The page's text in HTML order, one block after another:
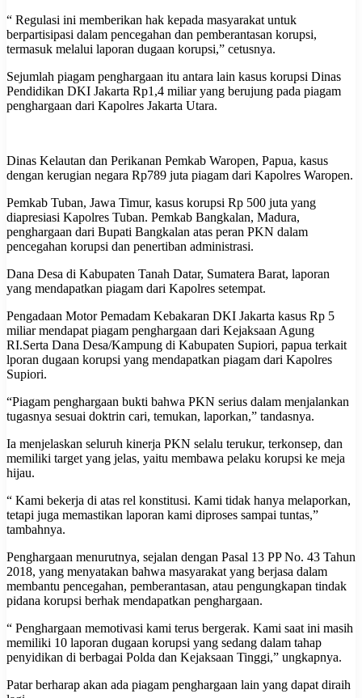
“ Regulasi ini memberikan hak kepada masyarakat untuk
berpartisipasi dalam pencegahan dan pemberantasan korupsi,
termasuk melalui laporan dugaan korupsi,” cetusnya.
Sejumlah piagam penghargaan itu antara lain kasus korupsi Dinas
Pendidikan DKI Jakarta Rp1,4 miliar yang berujung pada piagam
penghargaan dari Kapolres Jakarta Utara.
Dinas Kelautan dan Perikanan Pemkab Waropen, Papua, kasus
dengan kerugian negara Rp789 juta piagam dari Kapolres Waropen.
Pemkab Tuban, Jawa Timur, kasus korupsi Rp 500 juta yang
diapresiasi Kapolres Tuban. Pemkab Bangkalan, Madura,
penghargaan dari Bupati Bangkalan atas peran PKN dalam
pencegahan korupsi dan penertiban administrasi.
Dana Desa di Kabupaten Tanah Datar, Sumatera Barat, laporan
yang mendapatkan piagam dari Kapolres setempat.
Pengadaan Motor Pemadam Kebakaran DKI Jakarta kasus Rp 5
miliar mendapat piagam penghargaan dari Kejaksaan Agung
RI.Serta Dana Desa/Kampung di Kabupaten Supiori, papua terkait
lporan dugaan korupsi yang mendapatkan piagam dari Kapolres
Supiori.
“Piagam penghargaan bukti bahwa PKN serius dalam menjalankan
tugasnya sesuai doktrin cari, temukan, laporkan,” tandasnya.
Ia menjelaskan seluruh kinerja PKN selalu terukur, terkonsep, dan
memiliki target yang jelas, yaitu membawa pelaku korupsi ke meja
hijau.
“ Kami bekerja di atas rel konstitusi. Kami tidak hanya melaporkan,
tetapi juga memastikan laporan kami diproses sampai tuntas,”
tambahnya.
Penghargaan menurutnya, sejalan dengan Pasal 13 PP No. 43 Tahun
2018, yang menyatakan bahwa masyarakat yang berjasa dalam
membantu pencegahan, pemberantasan, atau pengungkapan tindak
pidana korupsi berhak mendapatkan penghargaan.
“ Penghargaan memotivasi kami terus bergerak. Kami saat ini masih
memiliki 10 laporan dugaan korupsi yang sedang dalam tahap
penyidikan di berbagai Polda dan Kejaksaan Tinggi,” ungkapnya.
Patar berharap akan ada piagam penghargaan lain yang dapat diraih